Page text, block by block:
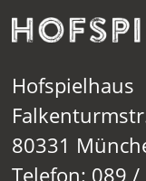
Hofspielhaus
80331
Telefon: 089